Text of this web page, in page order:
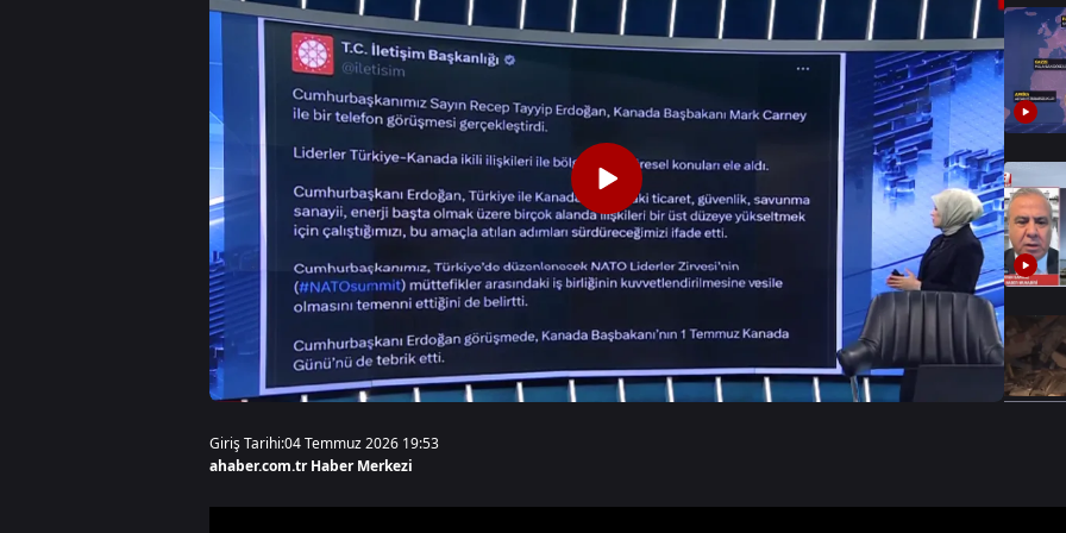
Giriş Tarihi:04 Temmuz 2026 19:53
ahaber.com.tr Haber Merkezi